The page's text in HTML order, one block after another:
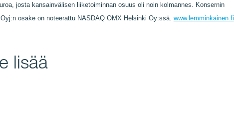
josta kansainvälisen liiketoiminnan osuus oli noin kolmannes. Konsernin
osake on noteerattu NASDAQ OMX Helsinki Oy:ssä. www.lemminkainen.fi
lisää